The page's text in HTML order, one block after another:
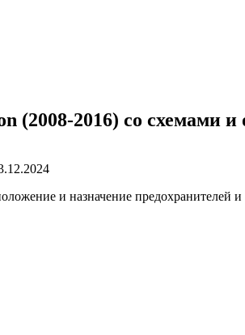
(2008-2016) со схемами
и назначение предохранителей